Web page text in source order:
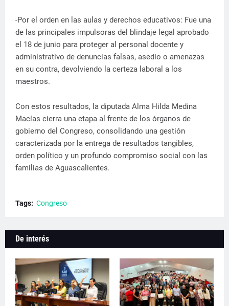
-Por el orden en las aulas y derechos educativos: Fue una
de las principales impulsoras del blindaje legal aprobado
el 18 de junio para proteger al personal docente y
administrativo de denuncias falsas, asedio o amenazas
en su contra, devolviendo la certeza laboral a los
maestros.
Con estos resultados, la diputada Alma Hilda Medina
Macías cierra una etapa al frente de los órganos de
gobierno del Congreso, consolidando una gestión
caracterizada por la entrega de resultados tangibles,
orden político y un profundo compromiso social con las
familias de Aguascalientes.
Tags: Congreso
De interés